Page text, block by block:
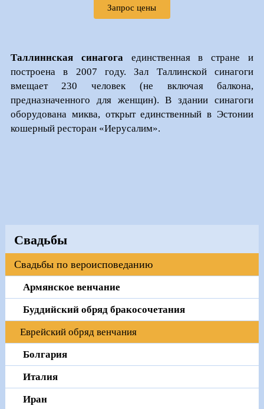
Запрос цены
Таллиннская синагогаединственная в стране и
построена в 2007 году. Зал Таллинской синагоги
вмещает 230 человек (не включая балкона,
предназначенного для женщин). В здании синагоги
оборудована миква, открыт единственный в Эстонии
кошерный ресторан «Иерусалим».
Свадьбы
Свадьбы по вероисповеданию
Армянское венчание
Буддийский обряд бракосочетания
Еврейский обряд венчания
Болгария
Италия
Иран